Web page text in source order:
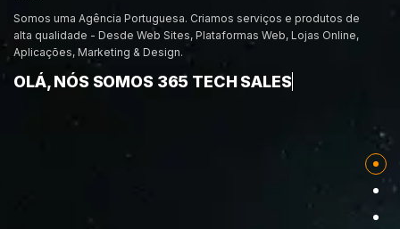
Somos uma Agência Portuguesa. Criamos serviços e produtos de
alta qualidade - Desde Web Sites, Plataformas Web, Lojas Online,
Aplicações, Marketing & Design.
OLÁ, NÓS SOMOS 365 TECH SALES
365
Tech
Sales
Marketing
Digital
TODOS
CONTACTOS